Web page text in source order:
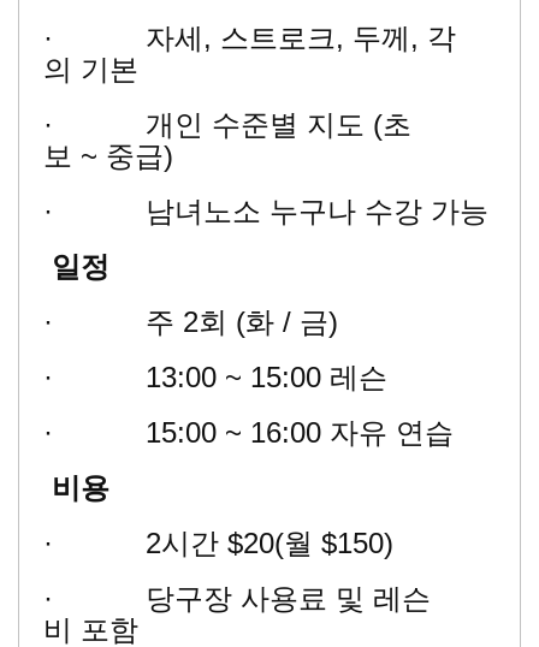
· 자세, 스트로크, 두께, 각
의 기본
· 개인 수준별 지도 (초
보 ~ 중급)
· 남녀노소 누구나 수강 가능
일정
· 주 2회 (화 / 금)
· 13:00 ~ 15:00 레슨
· 15:00 ~ 16:00 자유 연습
비용
· 2시간 $20(월 $150)
· 당구장 사용료 및 레슨
비 포함